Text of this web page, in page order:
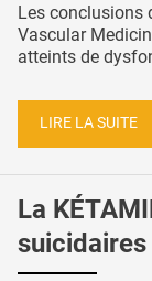
Les conclusions
Vascular
atteints de
LIRE LA SUITE
La
suicidaires